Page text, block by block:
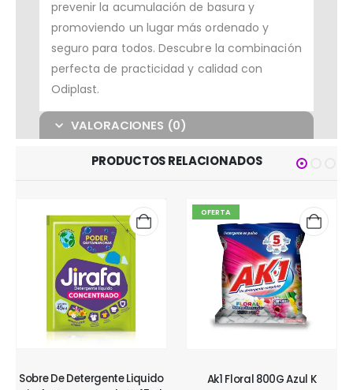
prevenir la acumulación de basura y
promoviendo un lugar más ordenado y
seguro para todos. Descubre la combinación
perfecta de practicidad y calidad con
Odiplast.
VALORACIONES (0)
PRODUCTOS RELACIONADOS
Sobre De Detergente Liquido
OFERTA
Ak1 Floral 800G Azul K